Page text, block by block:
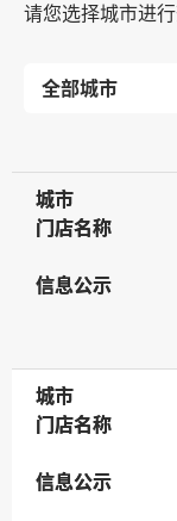
请您选择城市进
城市
城市
门店名称
门店名称
信息公示
信息公示
城市
城市
门店名称
门店名称
信息公示
信息公示